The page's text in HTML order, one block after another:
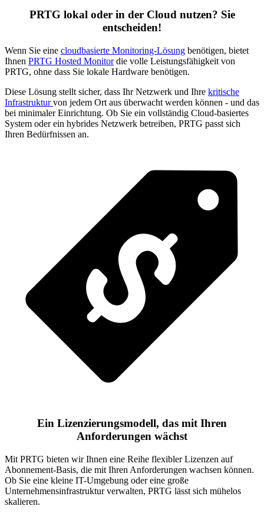
PRTG lokal oder in der Cloud nutzen? Sie
entscheiden!
Wenn Sie eine cloudbasierte Monitoring-Lösung benötigen, bietet
Ihnen PRTG Hosted Monitordie volle Leistungsfähigkeit von
PRTG, ohne dass Sie lokale Hardware benötigen.
Diese Lösung stellt sicher, dass Ihr Netzwerk und Ihre kritische
Infrastrukturvon jedem Ort aus überwacht werden können - und das
bei minimaler Einrichtung. Ob Sie ein vollständig Cloud-basiertes
System oder ein hybrides Netzwerk betreiben, PRTG passt sich
Ihren Bedürfnissen an.
Ein Lizenzierungsmodell, das mit Ihren
Anforderungen wächst
Mit PRTG bieten wir Ihnen eine Reihe flexibler Lizenzen auf
Abonnement-Basis, die mit Ihren Anforderungen wachsen können.
Ob Sie eine kleine IT-Umgebung oder eine große
Unternehmensinfrastruktur verwalten, PRTG lässt sich mühelos
skalieren.